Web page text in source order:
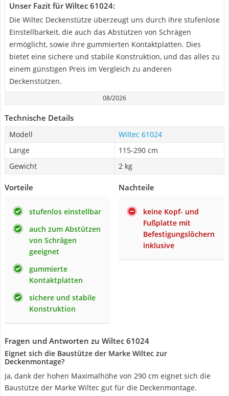
Unser Fazit für Wiltec 61024:
Die Wiltec Deckenstütze überzeugt uns durch ihre stufenlose
Einstellbarkeit, die auch das Abstützen von Schrägen
ermöglicht, sowie ihre gummierten Kontaktplatten. Dies
bietet eine sichere und stabile Konstruktion, und das alles zu
einem günstigen Preis im Vergleich zu anderen
Deckenstützen.
08/2026
Technische Details
Modell
Wiltec 61024
Länge
115-290 cm
Gewicht
2 kg
Vorteile
stufenlos einstellbar
auch zum Abstützen
von Schrägen
geeignet
gummierte
Kontaktplatten
sichere und stabile
Konstruktion
Nachteile
keine Kopf- und
Fußplatte mit
Befestigungslöchern
inklusive
Fragen und Antworten zu Wiltec 61024
Eignet sich die Baustütze der Marke Wiltec zur
Deckenmontage?
Ja, dank der hohen Maximalhöhe von 290 cm eignet sich die
Baustütze der Marke Wiltec gut für die Deckenmontage.